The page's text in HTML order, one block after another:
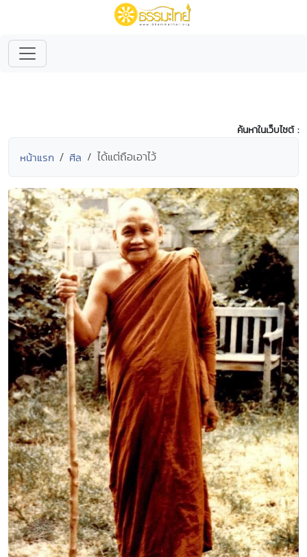
ค้นหาในเว็บไซต์ :
หน้าแรก ศีล ได้แต่ถือเอาไว้